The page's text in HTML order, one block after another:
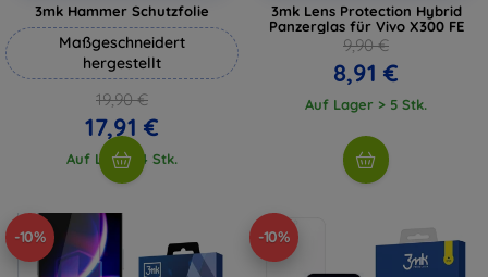
3mk Hammer Schutzfolie
Maßgeschneidert
hergestellt
19,90 €
17,91 €
Auf Lager 4 Stk.
3mk Lens Protection Hybrid
Panzerglas für Vivo X300 FE
9,90 €
8,91 €
Auf Lager > 5 Stk.
-10% -10%